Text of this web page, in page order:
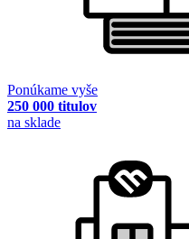
Ponúkame vyše
250 000 titulov
na sklade